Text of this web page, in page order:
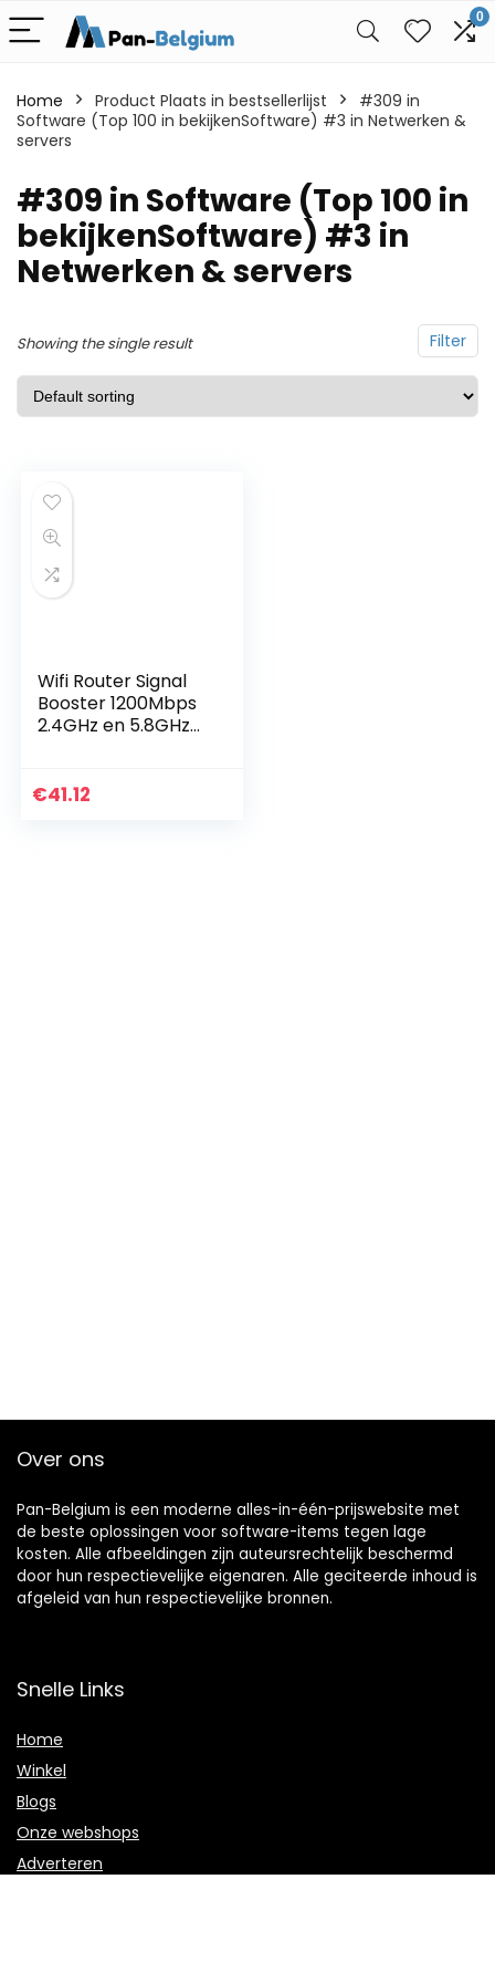
0
Home Product Plaats in bestsellerlijst
#309 in
Software (Top 100 in bekijkenSoftware) #3 in Netwerken &
servers
#309 in Software (Top 100 in
bekijkenSoftware) #3 in
Netwerken & servers
Filter
Showing the single result
Wifi Router Signal
Booster 1200Mbps
2.4GHz en 5.8GHz
Range Extender 4
€41.12
Over ons
Pan-Belgium is een moderne alles-in-één-prijswebsite met
de beste oplossingen voor software-items tegen lage
kosten. Alle afbeeldingen zijn auteursrechtelijk beschermd
door hun respectievelijke eigenaren. Alle geciteerde inhoud is
afgeleid van hun respectievelijke bronnen.
Snelle Links
Home
Winkel
Blogs
Onze webshops
Adverteren